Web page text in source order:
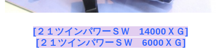
[２１ツインパワーＳＷ 14000ＸＧ]
[２１ツインパワーＳＷ 6000ＸＧ]